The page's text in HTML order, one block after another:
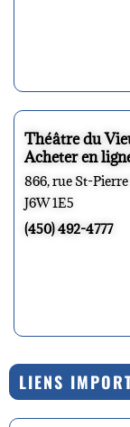
Théâtre du
Acheter en
866, rue St-
J6W 1E5
(450) 492-4777
LIENS